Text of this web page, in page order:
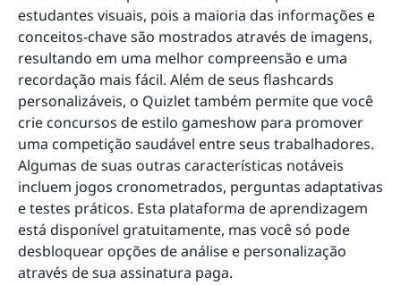
estudantes visuais, pois a maioria das informações e
conceitos-chave são mostrados através de imagens,
resultando em uma melhor compreensão e uma
recordação mais fácil. Além de seus flashcards
personalizáveis, o Quizlet também permite que você
crie concursos de estilo gameshow para promover
uma competição saudável entre seus trabalhadores.
Algumas de suas outras características notáveis
incluem jogos cronometrados, perguntas adaptativas
e testes práticos. Esta plataforma de aprendizagem
está disponível gratuitamente, mas você só pode
desbloquear opções de análise e personalização
através de sua assinatura paga.